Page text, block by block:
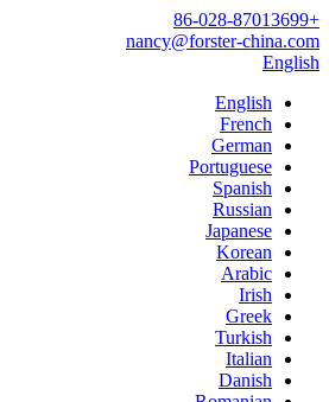
+86-028-87013699
nancy@forster-china.com
English
English
French
German
Portuguese
Spanish
Russian
Japanese
Korean
Arabic
Irish
Greek
Turkish
Italian
Danish